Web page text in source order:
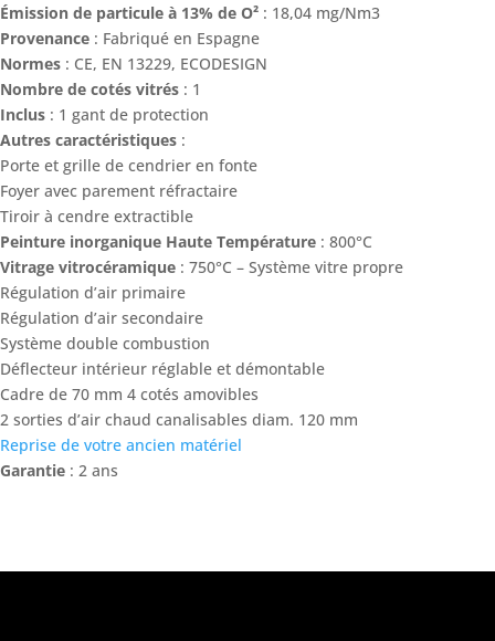
Émission de particule à 13% de O² : 18,04 mg/Nm3
Provenance : Fabriqué en Espagne
Normes : CE, EN 13229, ECODESIGN
Nombre de cotés vitrés : 1
Inclus : 1 gant de protection
Autres caractéristiques :
Porte et grille de cendrier en fonte
Foyer avec parement réfractaire
Tiroir à cendre extractible
Peinture inorganique Haute Température : 800°C
Vitrage vitrocéramique : 750°C – Système vitre propre
Régulation d’air primaire
Régulation d’air secondaire
Système double combustion
Déflecteur intérieur réglable et démontable
Cadre de 70 mm 4 cotés amovibles
2 sorties d’air chaud canalisables diam. 120 mm
Reprise de votre ancien matériel
Garantie : 2 ans